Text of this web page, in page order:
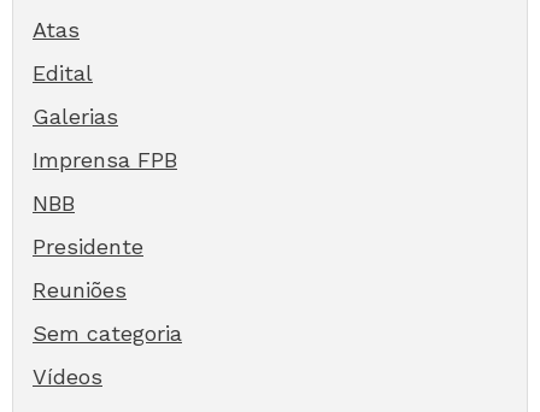
Atas
Edital
Galerias
Imprensa FPB
NBB
Presidente
Reuniões
Sem categoria
Vídeos